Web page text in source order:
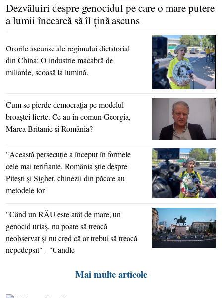
Dezvăluiri despre genocidul pe care o mare putere
a lumii încearcă să îl ţină ascuns
Ororile ascunse ale regimului dictatorial
din China: O industrie macabră de
miliarde, scoasă la lumină.
Cum se pierde democraţia pe modelul
broaştei fierte. Ce au în comun Georgia,
Marea Britanie şi România?
"Această persecuţie a început în formele
cele mai terifiante. România ştie despre
Piteşti şi Sighet, chinezii din păcate au
metodele lor
"Când un RĂU este atât de mare, un
genocid uriaş, nu poate să treacă
neobservat şi nu cred că ar trebui să treacă
nepedepsit" - "Candle
Mai multe articole